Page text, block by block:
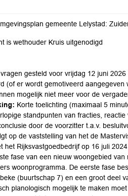
gemeente Lelystad:
is wethouder Kruis uitgenodigd
gesteld voor vrijdag 12 juni
(of er wordt gemotiveerd aangegeven
mogelijk niet meer voor de
Korte toelichting (maximaal 5
standpunten van fracties,
door de voorzitter t.a.v.
op de vaststelling van het de
het Rijksvastgoedbedrijf op 16 juli
fase van een nieuw woongebied
woonprogramma. De eerste fase
(buurtschap 7) en een groot deel
planologisch mogelijk te maken